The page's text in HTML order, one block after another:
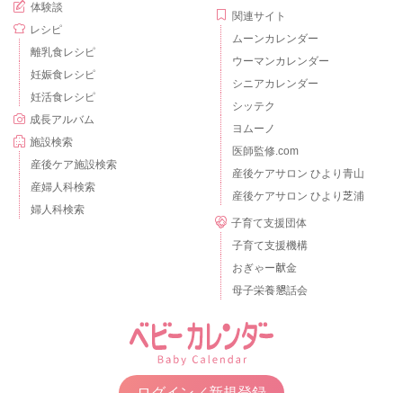
体験談
レシピ
離乳食レシピ
妊娠食レシピ
妊活食レシピ
成長アルバム
施設検索
産後ケア施設検索
産婦人科検索
婦人科検索
関連サイト
ムーンカレンダー
ウーマンカレンダー
シニアカレンダー
シッテク
ヨムーノ
医師監修.com
産後ケアサロン ひより青山
産後ケアサロン ひより芝浦
子育て支援団体
子育て支援機構
おぎゃー献金
母子栄養懇話会